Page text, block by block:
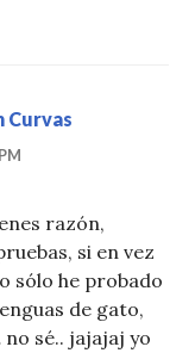
Curvas
razón,
si en vez
sólo he probado
de gato,
sé.. jajajaj yo